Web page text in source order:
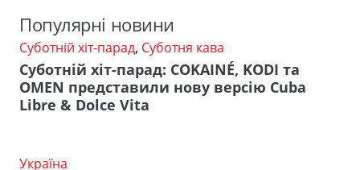
Популярні новини
Суботній хіт-парад, Суботня кава
Суботній хіт-парад: COKAINÉ, KODI та
OMEN представили нову версію Cuba
Libre & Dolce Vita
Україна